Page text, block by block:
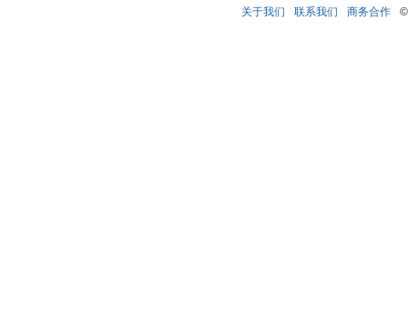
关于我们 联系我们 商务合作